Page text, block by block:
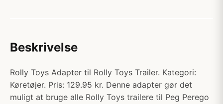
Beskrivelse
Rolly Toys Adapter til Rolly Toys Trailer. Kategori:
Køretøjer. Pris: 129.95 kr. Denne adapter gør det
muligt at bruge alle Rolly Toys trailere til Peg Perego